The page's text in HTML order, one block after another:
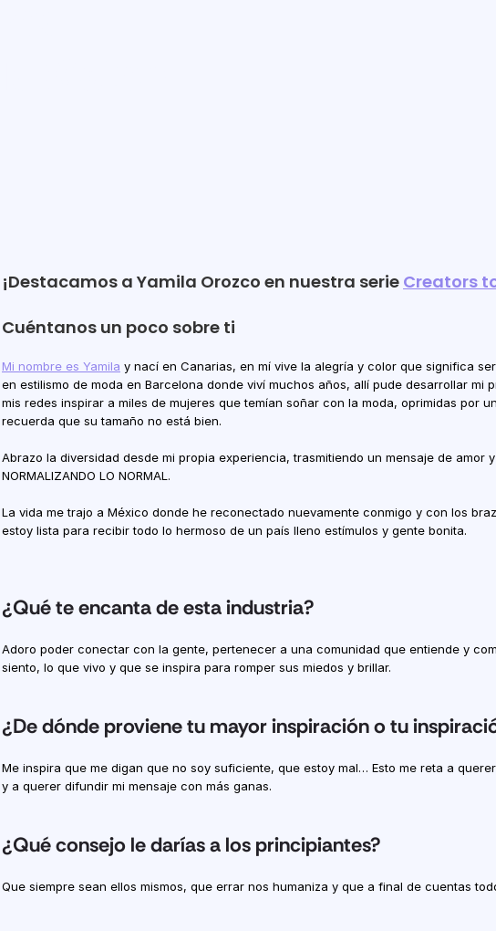
¡Destacamos a Yamila Orozco en nuestra serie Creators
Cuéntanos un poco sobre ti
Mi nombre es Yamila y nací en Canarias, en mí vive la alegría y color que significa
en estilismo de moda en Barcelona donde viví muchos años, allí pude desarrollar mi
mis redes inspirar a miles de mujeres que temían soñar con la moda, oprimidas por
recuerda que su tamaño no está bien.
Abrazo la diversidad desde mi propia experiencia, trasmitiendo un mensaje de amor
NORMALIZANDO LO NORMAL.
La vida me trajo a México donde he reconectado nuevamente conmigo y con los
estoy lista para recibir todo lo hermoso de un país lleno estímulos y gente bonita.
¿Qué te encanta de esta industria?
Adoro poder conectar con la gente, pertenecer a una comunidad que entiende y
siento, lo que vivo y que se inspira para romper sus miedos y brillar.
¿De dónde proviene tu mayor inspiración o tu
Me inspira que me digan que no soy suficiente, que estoy mal… Esto me reta a
y a querer difundir mi mensaje con más ganas.
¿Qué consejo le darías a los principiantes?
Que siempre sean ellos mismos, que errar nos humaniza y que a final de cuentas